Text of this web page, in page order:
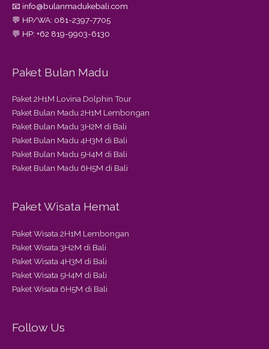
📧 info@bulanmadukebali.com
💬 HP/WA: 081-2397-7705
💬 HP: +62 819-9903-6130
Paket Bulan Madu
Paket 2H1M Lovina Dolphin Tour
Paket Bulan Madu 2H1M Lembongan
Paket Bulan Madu 3H2M di Bali
Paket Bulan Madu 4H3M di Bali
Paket Bulan Madu 5H4M di Bali
Paket Bulan Madu 6H5M di Bali
Paket Wisata Hemat
Paket Wisata 2H1M Lembongan
Paket Wisata 3H2M di Bali
Paket Wisata 4H3M di Bali
Paket Wisata 5H4M di Bali
Paket Wisata 6H5M di Bali
Follow Us